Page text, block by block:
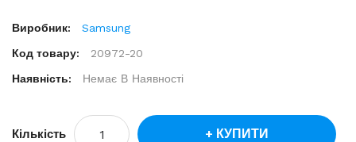
Виробник:
Samsung
Код товару:
20972-20
Наявність:
Немає В Наявності
Кількість КУПИТИ